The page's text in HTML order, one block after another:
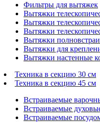
Фильтры для вытяжек
Вытяжки
Вытяжки
Вытяжки
Вытяжки
Вытяжки для
Вытяжки настенные
Техника в секцию 30 см
Техника в секцию 45 см
Встраиваемые
Встраиваемые
Встраиваемые